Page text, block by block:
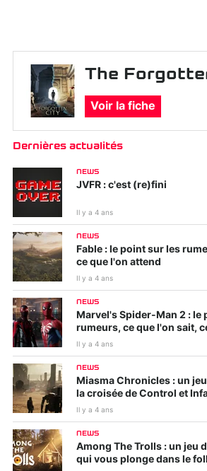
The
Voir la fiche
Dernières actualités
NEWS
JVFR : c'est (re)fini
Il y a 4 ans
NEWS
Fable : le point sur les
ce que l'on attend
Il y a 4 ans
NEWS
Marvel's Spider-Man 2 : le
rumeurs, ce que l'on sait,
Il y a 4 ans
NEWS
Miasma Chronicles : un
la croisée de Control et
Il y a 4 ans
NEWS
Among The Trolls : un jeu
qui vous plonge dans le